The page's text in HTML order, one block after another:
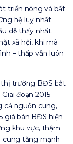
triển nóng và bất
hệ luỵ nhất
dễ thấy nhất.
xã hội, khi mà
– thấp vẫn luôn
thị trường BĐS bắt
đoạn 2015 –
cả nguồn cung,
giá bán BĐS hiện
khu vực, thậm
cung tăng mạnh